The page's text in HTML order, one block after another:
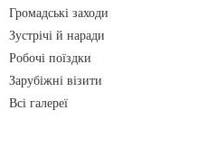
Громадські заходи
Зустрічі й наради
Робочі поїздки
Зарубіжні візити
Всі галереї